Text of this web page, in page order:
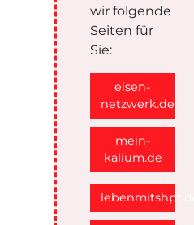
wir folgende
Seiten für
Sie:
eisen-
netzwerk.de
mein-
kalium.de
lebenmitshpt.de